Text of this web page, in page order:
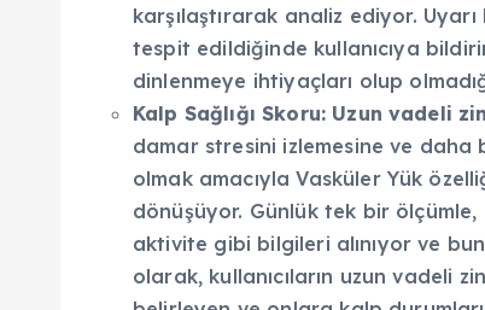
karşılaştırarak analiz ediyor.
tespit edildiğinde kullanıcıya
dinlenmeye ihtiyaçları olup
Kalp Sağlığı Skoru: Uzun vadeli
damar stresini izlemesine ve daha
olmak amacıyla Vasküler Yük
dönüşüyor. Günlük tek bir
aktivite gibi bilgileri alınıyor ve
olarak, kullanıcıların uzun vadeli